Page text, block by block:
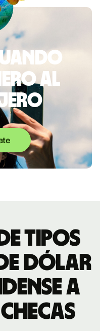
al
tipos
dólar
a